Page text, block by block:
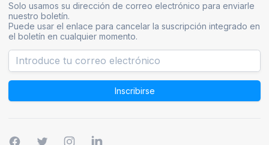
Solo usamos su dirección de correo electrónico para enviarle
nuestro boletín.
Puede usar el enlace para cancelar la suscripción integrado en
el boletín en cualquier momento.
Inscribirse